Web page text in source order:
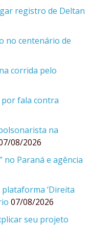
registro de Deltan
no centenário de
corrida pelo
por fala contra
na
08/2026
no Paraná e agência
‘Direita
07/08/2026
seu projeto